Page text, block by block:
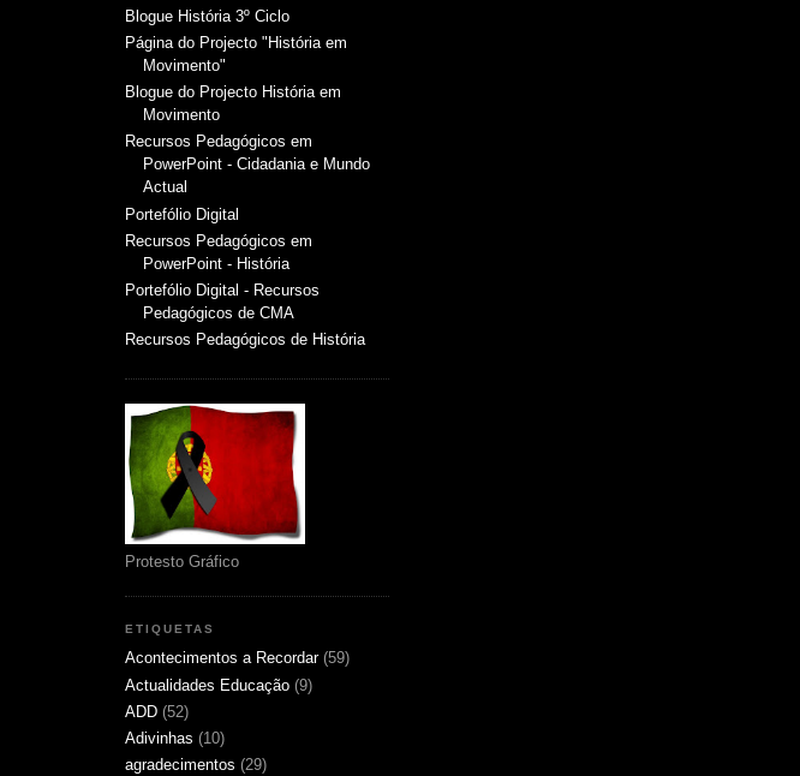
Blogue História 3º Ciclo
Página do Projecto "História em
Movimento"
Blogue do Projecto História em
Movimento
Recursos Pedagógicos em
PowerPoint - Cidadania e Mundo
Actual
Portefólio Digital
Recursos Pedagógicos em
PowerPoint - História
Portefólio Digital - Recursos
Pedagógicos de CMA
Recursos Pedagógicos de História
Protesto Gráfico
ETIQUETAS
Acontecimentos a Recordar (59)
Actualidades Educação (9)
ADD (52)
Adivinhas (10)
agradecimentos (29)